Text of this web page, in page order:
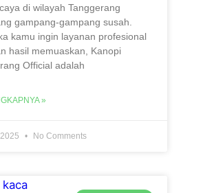
di wilayah Tanggerang
gampang-gampang susah.
kamu ingin layanan profesional
hasil memuaskan, Kanopi
Official adalah
»
No Comments